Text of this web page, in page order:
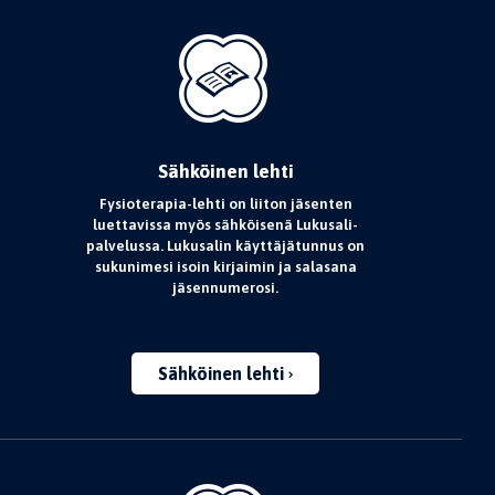
Sähköinen lehti
Fysioterapia-lehti on liiton jäsenten
luettavissa myös sähköisenä Lukusali-
palvelussa. Lukusalin käyttäjätunnus on
sukunimesi isoin kirjaimin ja salasana
jäsennumerosi.
Sähköinen lehti